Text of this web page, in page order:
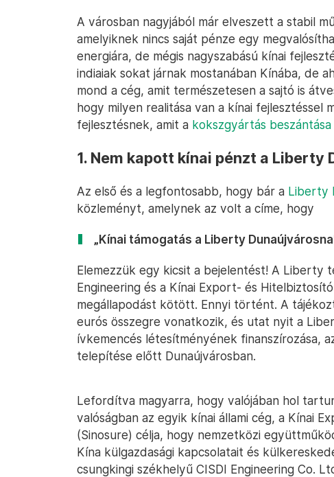
A városban nagyjából már elveszett a stabil
amelyiknek nincs saját pénze egy
energiára, de mégis nagyszabású kínai
indiaiak sokat járnak mostanában Kínába, de
mond a cég, amit természetesen a sajtó is
hogy milyen realitása van a kínai fejlesztéssel
fejlesztésnek, amit a kokszgyártás
1. Nem kapott kínai pénzt a Liberty
Az első és a legfontosabb, hogy bár a Liberty
közleményt, amelynek az volt a címe, hogy
„Kínai támogatás a Liberty
Elemezzük egy kicsit a bejelentést! A Liberty
Engineering és a Kínai Export- és
megállapodást kötött. Ennyi történt. A
eurós összegre vonatkozik, és utat nyit a
ívkemencés létesítményének finanszírozása,
telepítése előtt Dunaújvárosban.
Lefordítva magyarra, hogy valójában hol
valóságban az egyik kínai állami cég, a Kínai
(Sinosure) célja, hogy nemzetközi
Kína külgazdasági kapcsolatait és
csungkingi székhelyű CISDI Engineering Co.